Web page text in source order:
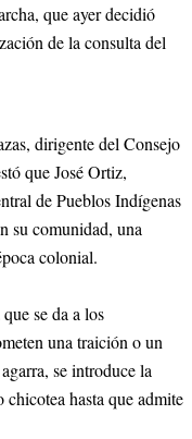
que ayer decidió
de la consulta del
dirigente del Consejo
que José Ortiz,
de Pueblos Indígenas
su comunidad, una
colonial.
se da a los
una traición o un
se introduce la
hasta que admite